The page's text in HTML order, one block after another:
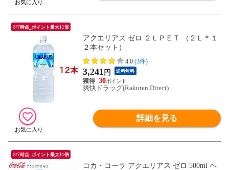
8/7時点_ポイント最大11倍
アクエリアス ゼロ ２ＬＰＥＴ （２Ｌ＊１
２本セット）
4.0 (3件)
3,241 円 送料無料
30
爽快ドラッグ(Rakuten Direct)
詳細を見る
8/7時点_ポイント最大11倍
コカ・コーラ アクエリアス ゼロ 500ml ペ